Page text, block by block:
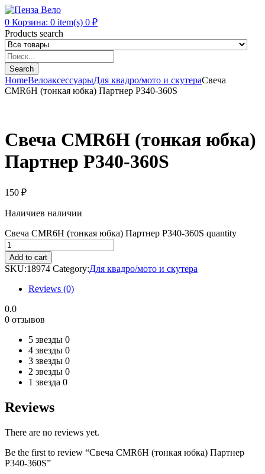
0 Корзина: 0 item(s) 0 ₽
Products search
Search
HomeВелоаксессуарыДля квадро/мото и скутераСвеча
CMR6H (тонкая юбка) Партнер P340-360S
Свеча CMR6H (тонкая юбка)
Партнер P340-360S
150 ₽
Наличиев наличии
Свеча CMR6H (тонкая юбка) Партнер P340-360S quantity
Add to cart
SKU:18974 Category:Для квадро/мото и скутера
Reviews (0)
0.0
0 отзывов
5 звезды 0
4 звезды 0
3 звезды 0
2 звезды 0
1 звезда 0
Reviews
There are no reviews yet.
Be the first to review “Свеча CMR6H (тонкая юбка) Партнер
P340-360S”